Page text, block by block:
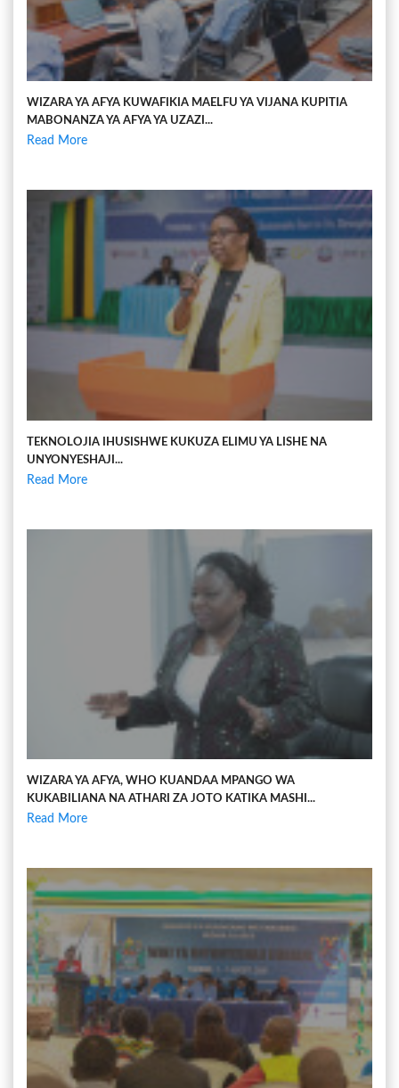
WIZARA YA AFYA KUWAFIKIA MAELFU YA VIJANA KUPITIA
MABONANZA YA AFYA YA UZAZI...
Read More
TEKNOLOJIA IHUSISHWE KUKUZA ELIMU YA LISHE NA
UNYONYESHAJI...
Read More
WIZARA YA AFYA, WHO KUANDAA MPANGO WA
KUKABILIANA NA ATHARI ZA JOTO KATIKA MASHI...
Read More